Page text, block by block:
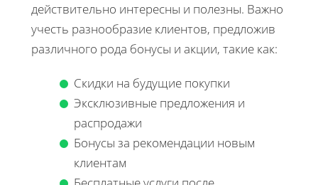
действительно интересны и полезны. Важно
учесть разнообразие клиентов, предложив
различного рода бонусы и акции, такие как:
Скидки на будущие покупки
Эксклюзивные предложения и
распродажи
Бонусы за рекомендации новым
клиентам